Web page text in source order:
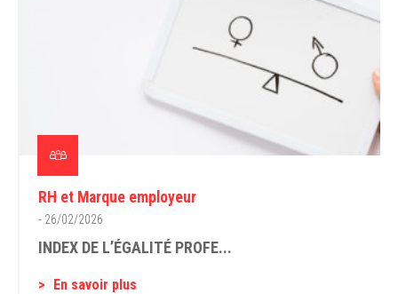
RH et Marque employeur
- 26/02/2026
INDEX DE L’ÉGALITÉ PROFE...
En savoir plus